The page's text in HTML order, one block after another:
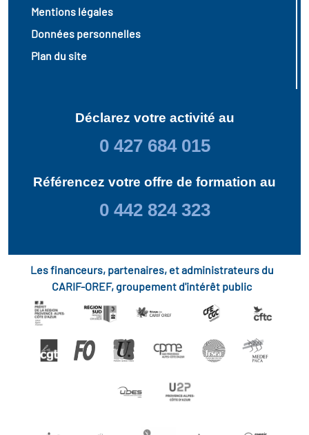
Mentions légales
Données personnelles
Plan du site
Déclarez votre activité au
0 427 684 015
Référencez votre offre de formation au
0 442 824 323
Les financeurs, partenaires, et administrateurs du
CARIF-OREF, groupement d'intérêt public